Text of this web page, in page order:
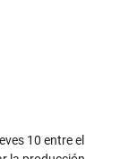
10 entre el